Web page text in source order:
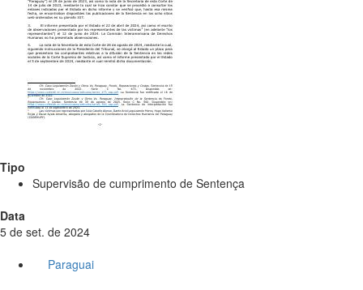
Tipo
Supervisão de cumprimento de Sentença
Data
5 de set. de 2024
Paraguai